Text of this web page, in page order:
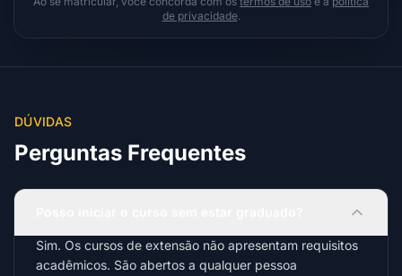
de privacidade.
DÚVIDAS
Perguntas Frequentes
Sim. Os cursos de extensão não apresentam requisitos
acadêmicos. São abertos a qualquer pessoa